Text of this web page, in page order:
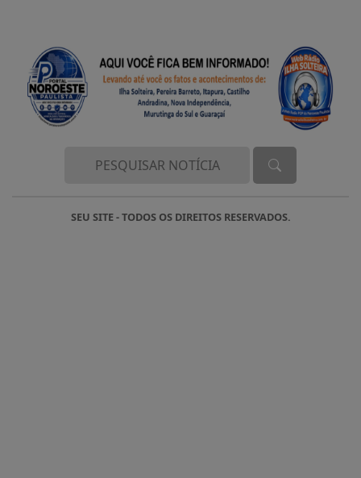
SEU SITE - TODOS OS DIREITOS RESERVADOS.